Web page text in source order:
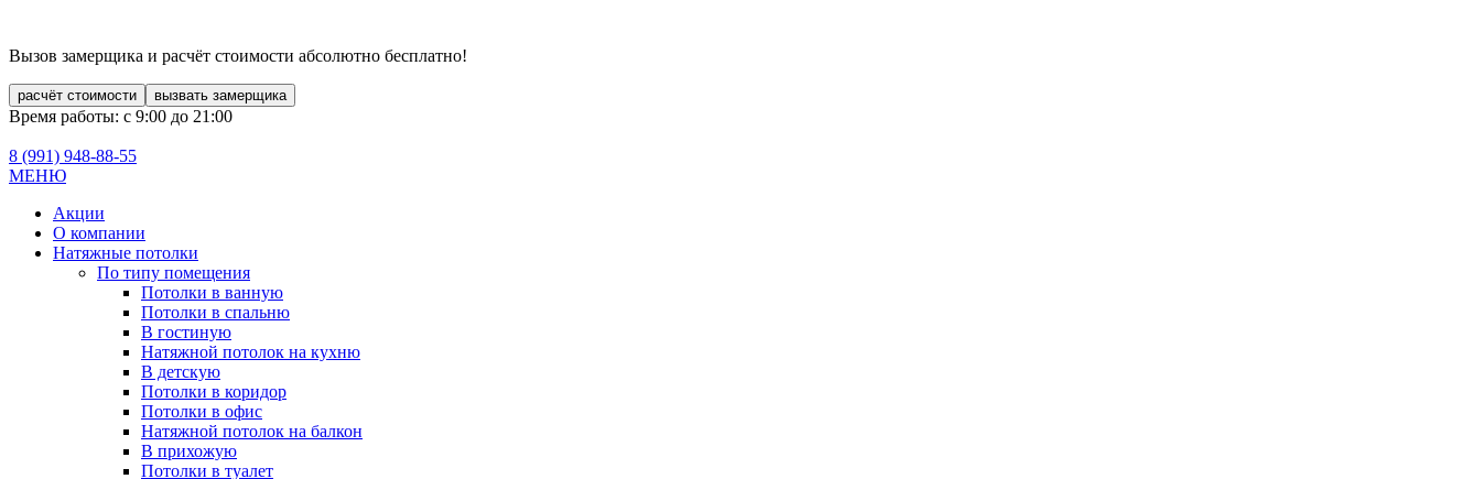
Вызов замерщика и расчёт стоимости абсолютно бесплатно!
расчёт стоимости вызвать замерщика
Время работы: с 9:00 до 21:00
8 (991) 948-88-55
МЕНЮ
Акции
О компании
Натяжные потолки
По типу помещения
Потолки в ванную
Потолки в спальню
В гостиную
Натяжной потолок на кухню
В детскую
Потолки в коридор
Потолки в офис
Натяжной потолок на балкон
В прихожую
Потолки в туалет